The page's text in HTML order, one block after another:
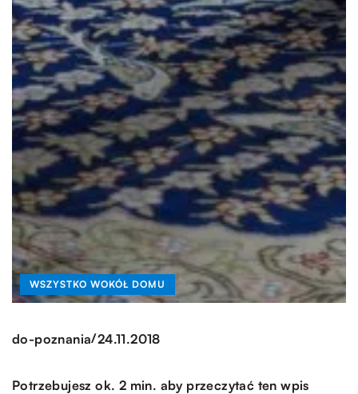
WSZYSTKO WOKÓŁ DOMU
do-poznania/24.11.2018
Potrzebujesz ok. 2 min. aby przeczytać ten wpis